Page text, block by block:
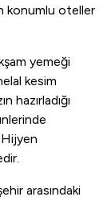
konumlu oteller
yemeği
kesim
hazırladığı
Hijyen
arasındaki